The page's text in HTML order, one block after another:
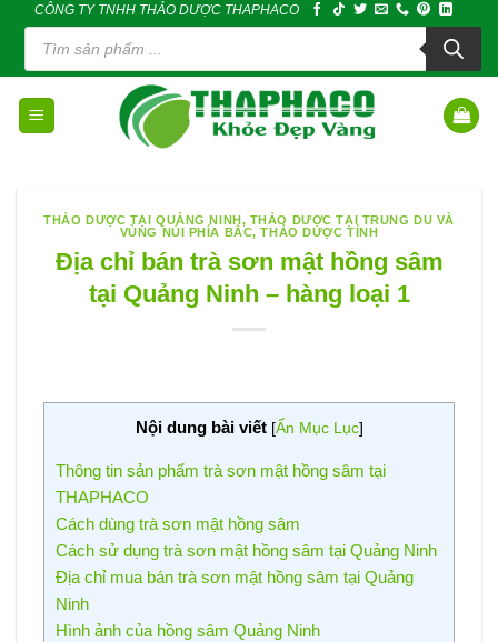
content
CÔNG TY TNHH THẢO DƯỢC THAPHACO
Tìm
kiếm
phẩm
THẢO DƯỢC TẠI QUẢNG NINH , THẢO DƯỢC TẠI TRUNG DU VÀ
VÙNG NÚI PHÍA BẮC,THẢO DƯỢC TỈNH
Địa chỉ bán trà sơn mật hồng sâm
tại Quảng Ninh – hàng loại 1
Nội dung bài viết [Ẩn Mục Lục]
Thông tin sản phẩm trà sơn mật hồng sâm tại
THAPHACO
Cách dùng trà sơn mật hồng sâm
Cách sử dụng trà sơn mật hồng sâm tại Quảng Ninh
Địa chỉ mua bán trà sơn mật hồng sâm tại Quảng
Ninh
Hình ảnh của hồng sâm Quảng Ninh